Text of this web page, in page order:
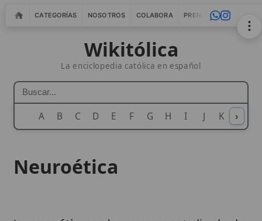
CATEGORÍAS NOSOTROS COLABORA PRENSA WEBMASTERS
Wikitólica
La enciclopedia católica en español
A B C D E F G H I J K L M
›